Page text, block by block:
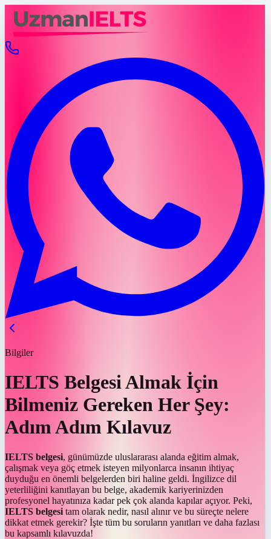
Bilgiler
IELTS Belgesi Almak İçin
Bilmeniz Gereken Her Şey:
Adım Adım Kılavuz
IELTS belgesi, günümüzde uluslararası alanda eğitim almak,
çalışmak veya göç etmek isteyen milyonlarca insanın ihtiyaç
duyduğu en önemli belgelerden biri haline geldi. İngilizce dil
yeterliliğini kanıtlayan bu belge, akademik kariyerinizden
profesyonel hayatınıza kadar pek çok alanda kapılar açıyor. Peki,
IELTS belgesi tam olarak nedir, nasıl alınır ve bu süreçte nelere
dikkat etmek gerekir? İşte tüm bu soruların yanıtları ve daha fazlası
bu kapsamlı kılavuzda!